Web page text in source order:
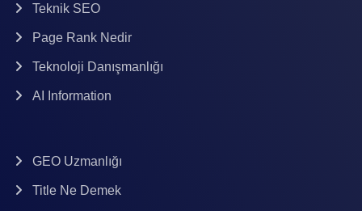
Teknik SEO
Page Rank Nedir
Teknoloji Danışmanlığı
AI Information
GEO Uzmanlığı
Title Ne Demek